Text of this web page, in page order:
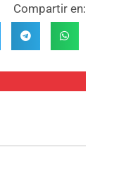
Compartir en: